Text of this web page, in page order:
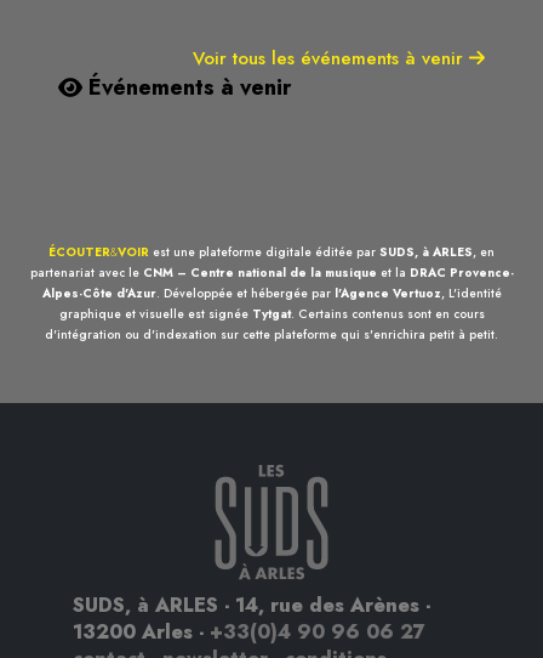
Voir tous les événements à venir
Événements à venir
ÉCOUTER&VOIR est une plateforme digitale éditée par SUDS, à ARLES, en
partenariat avec le CNM – Centre national de la musique et la DRAC Provence-
Alpes-Côte d'Azur. Développée et hébergée par l'Agence Vertuoz, L'identité
graphique et visuelle est signée Tytgat. Certains contenus sont en cours
d'intégration ou d'indexation sur cette plateforme qui s'enrichira petit à petit.
SUDS, à ARLES - 14, rue des Arènes -
13200 Arles - +33(0)4 90 96 06 27